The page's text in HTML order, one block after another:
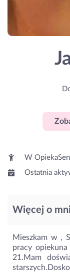
W
Ostatnia
Więcej o
Mieszkam w ,
pracy
21.Mam